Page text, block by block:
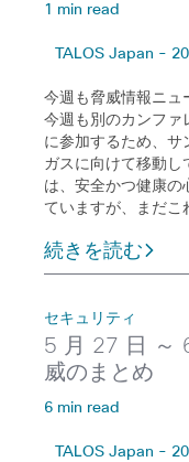
1 min read
TALOS Japan -
今週も脅威情報ニュ
今週も別のカンファ
に参加するため、サ
ガスに向けて移動し
は、安全かつ健康の
ていますが、まだこ
続きを読む
セキュリティ
5 月 27 日 ～
威のまとめ
6 min read
TALOS Japan -